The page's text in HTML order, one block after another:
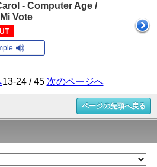
- Computer Age /
Vote
13-24 / 45 次のページへ
ページの先頭へ戻る